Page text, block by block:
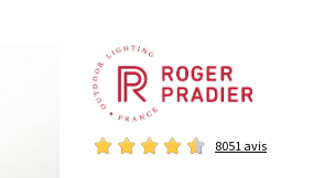
8051 avis